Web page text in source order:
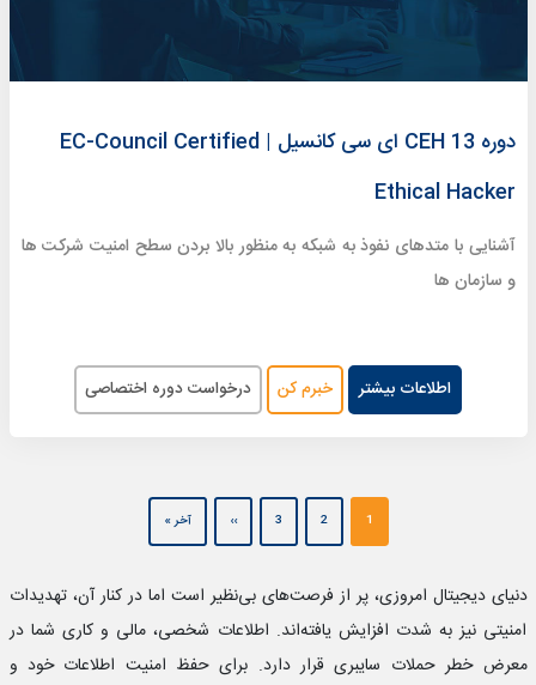
دوره 13 CEH ای سی کانسیل | EC-Council Certified
Ethical Hacker
آشنایی با متدهای نفوذ به شبکه به منظور بالا بردن سطح امنیت شرکت ها
و سازمان ها
اطلاعات بیشتر خبرم کن درخواست دوره اختصاصی
1
2
3
››
Next page
آخر »
دنیای دیجیتال امروزی، پر از فرصت‌های بی‌نظیر است اما در کنار آن، تهدیدات
امنیتی نیز به شدت افزایش یافته‌اند. اطلاعات شخصی، مالی و کاری شما در
معرض خطر حملات سایبری قرار دارد. برای حفظ امنیت اطلاعات خود و